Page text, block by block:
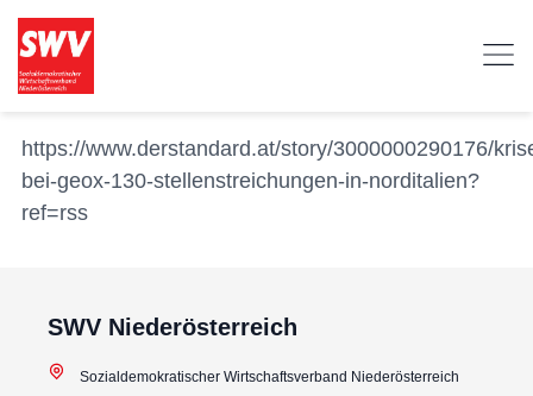
https://www.derstandard.at/story/3000000290176/
bei-geox-130-stellenstreichungen-in-norditalien?
ref=rss
SWV Niederösterreich
Sozialdemokratischer Wirtschaftsverband Niederösterreich